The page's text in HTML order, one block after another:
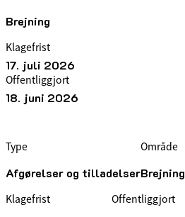
Brejning
Klagefrist
17. juli 2026
Offentliggjort
18. juni 2026
Type
Afgørelser og tilladelser
Område
Brejning
Klagefrist Offentliggjort